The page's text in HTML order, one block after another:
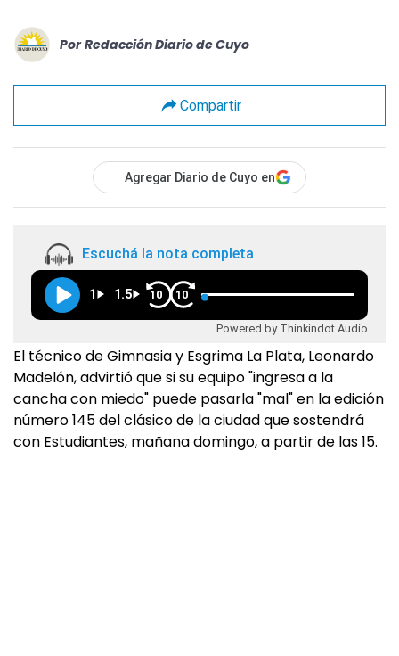
Por Redacción Diario de Cuyo
Compartir
Agregar Diario de Cuyo en
Escuchá la nota completa
1 1.5 10 10
Powered by Thinkindot Audio
El técnico de Gimnasia y Esgrima La Plata, Leonardo
Madelón, advirtió que si su equipo "ingresa a la
cancha con miedo" puede pasarla "mal" en la edición
número 145 del clásico de la ciudad que sostendrá
con Estudiantes, mañana domingo, a partir de las 15.